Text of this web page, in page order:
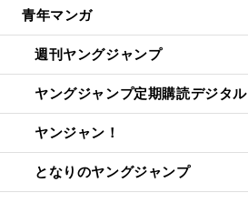
青年マンガ
週刊ヤングジャンプ
ヤングジャンプ定期購読デジタル
ヤンジャン！
となりのヤングジャンプ